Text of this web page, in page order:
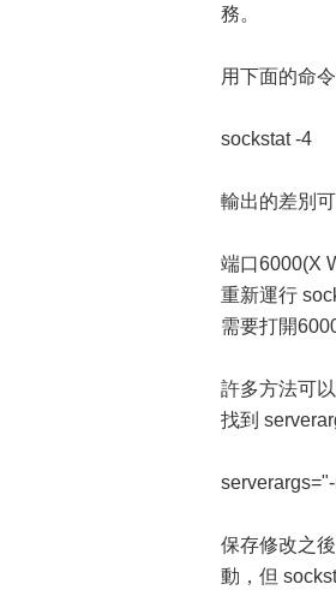
務。
用下面的命
sockstat -4
輸出的差別
端口6000(X
重新運行
需要打開
許多方法可
找到
保存修改之
動，但